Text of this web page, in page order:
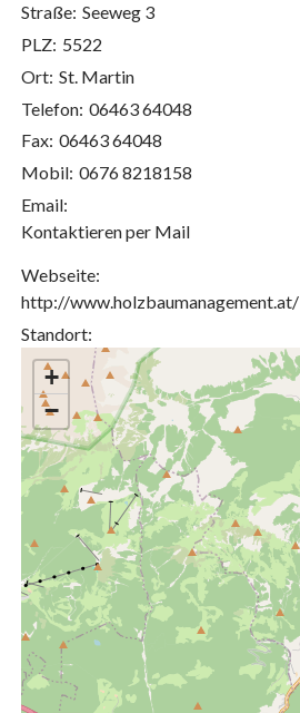
Straße: Seeweg 3
PLZ: 5522
Ort: St. Martin
Telefon: 06463 64048
Fax: 06463 64048
Mobil: 0676 8218158
Email:
Kontaktieren per Mail
Webseite:
http://www.holzbaumanagement.at/
Standort:
+
−